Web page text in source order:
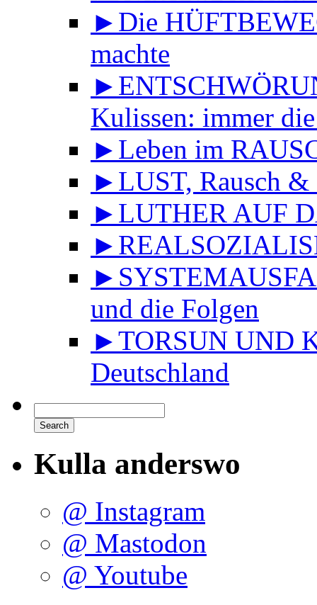
►Die
machte
Kulissen: immer
►Leben im
►LUST, Rausch
►LUTHER AUF
und die Folgen
►TORSUN UND
Deutschland
Kulla anderswo
@ Instagram
@ Mastodon
@ Youtube